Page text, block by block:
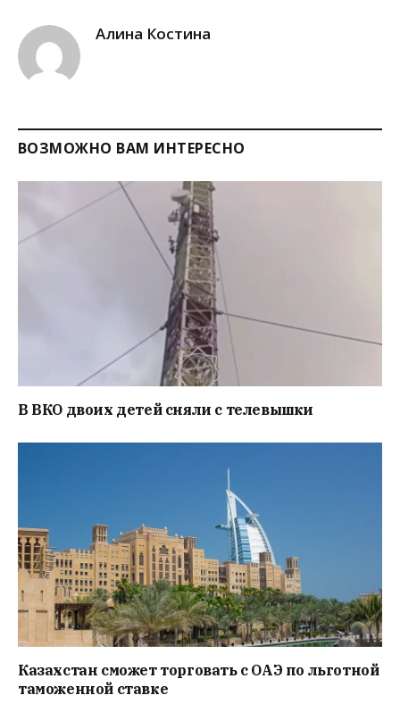
Алина Костина
ВОЗМОЖНО ВАМ ИНТЕРЕСНО
В ВКО двоих детей сняли с телевышки
Казахстан сможет торговать с ОАЭ по льготной
таможенной ставке